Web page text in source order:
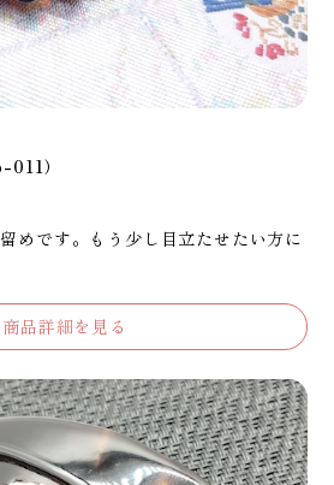
）
めです。もう少し目立たせたい方に
商品詳細を見る